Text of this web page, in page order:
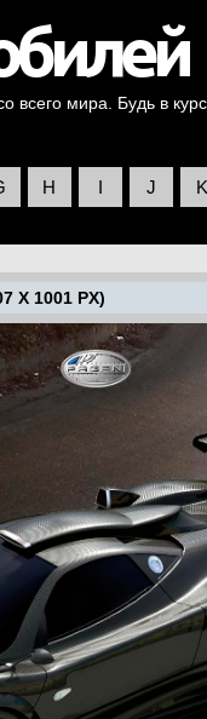
всего мира. Будь в
H I J K
X 1001 PX)